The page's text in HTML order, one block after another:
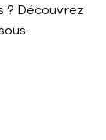
? Découvrez